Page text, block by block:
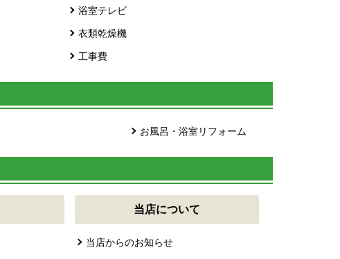
浴室テレビ
衣類乾燥機
工事費
お風呂・浴室リフォーム
当店について
当店からのお知らせ